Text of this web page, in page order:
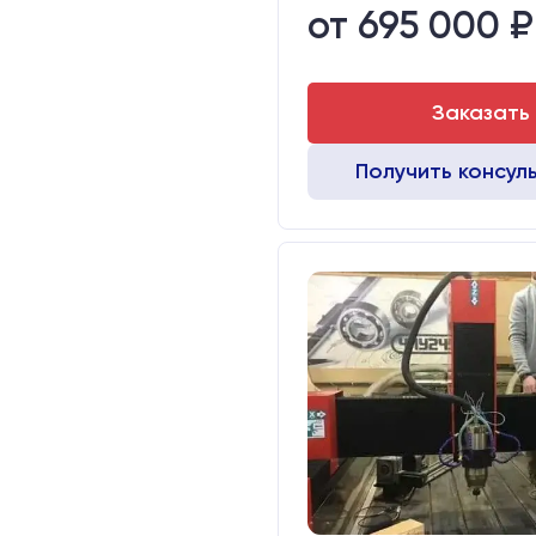
Двигатели:
от 695 000 ₽
Заказать
Получить